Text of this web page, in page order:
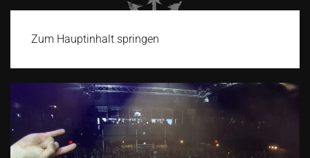
Zum Hauptinhalt springen